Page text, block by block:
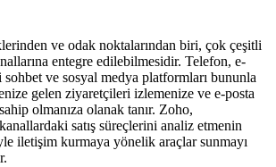
ve odak noktalarından biri, çok çeşitli
entegre edilebilmesidir. Telefon, e-
sohbet ve sosyal medya platformları bununla
gelen ziyaretçileri izlemenize ve e-posta
olmanıza olanak tanır. Zoho,
satış süreçlerini analiz etmenin
iletişim kurmaya yönelik araçlar sunmayı